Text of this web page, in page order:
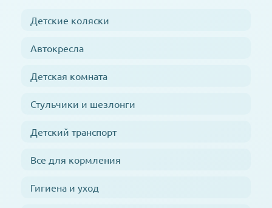
Детские коляски
Автокресла
Детская комната
Стульчики и шезлонги
Детский транспорт
Все для кормления
Гигиена и уход